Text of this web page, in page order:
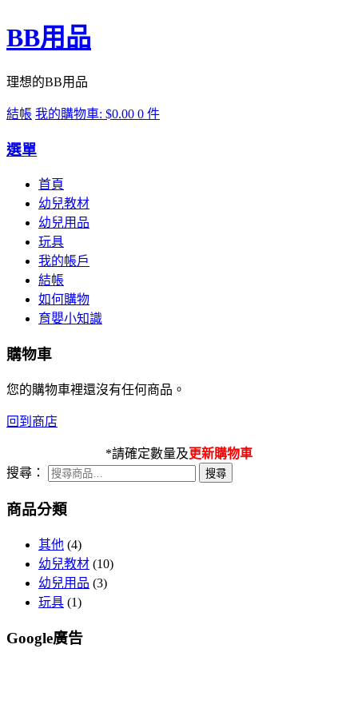
BB用品
理想的BB用品
結帳 我的購物車: $0.00 0 件
選單
首頁
幼兒教材
幼兒用品
玩具
我的帳戶
結帳
如何購物
育嬰小知識
購物車
您的購物車裡還沒有任何商品。
回到商店
*請確定數量及更新購物車
搜尋：
商品分類
其他 (4)
幼兒教材 (10)
幼兒用品 (3)
玩具 (1)
Google廣告